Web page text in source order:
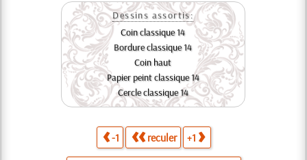
Dessins assortis:
Coin classique 14
Bordure classique 14
Coin haut
Papier peint classique 14
Cercle classique 14
-1 reculer +1